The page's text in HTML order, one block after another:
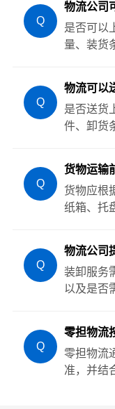
Q
物流公司
是否可以
量、装货
Q
物流可以
是否送货
件、卸货
Q
货物运输
货物应根
纸箱、托
Q
物流公司
装卸服务
以及是否
Q
零担物流
零担物流
准，并结